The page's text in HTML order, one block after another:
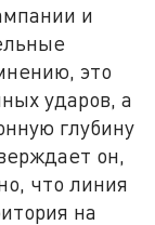
и
это
ударов, а
глубину
он,
что линия
на